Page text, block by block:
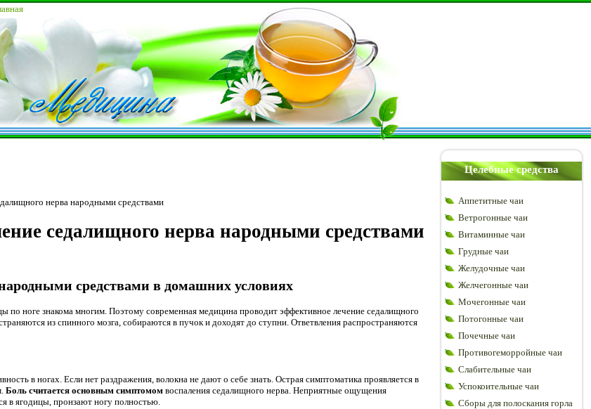
нерва народными средствами
седалищного нерва народными средствами
средствами в домашних условиях
по ноге знакома многим. Поэтому современная медицина проводит эффективное лечение седалищного
из спинного мозга, собираются в пучок и доходят до ступни. Ответвления распространяются
в ногах. Если нет раздражения, волокна не дают о себе знать. Острая симптоматика проявляется в
Боль считается основным симптомом воспаления седалищного нерва. Неприятные ощущения
в ягодицы, пронзают ногу полностью.
Целебные средства
Аппетитные чаи
Ветрогонные чаи
Витаминные чаи
Грудные чаи
Желудочные чаи
Желчегонные чаи
Мочегонные чаи
Потогонные чаи
Почечные чаи
Противогеморройные чаи
Слабительные чаи
Успокоительные чаи
Сборы для полоскания горла